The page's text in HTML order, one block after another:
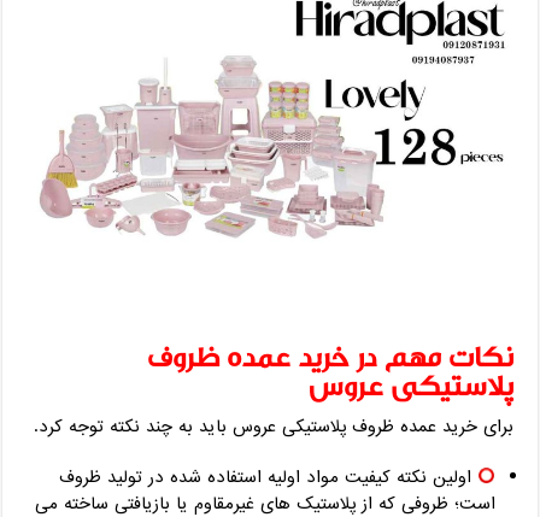
نکات مهم در خرید عمده ظروف
پلاستیکی عروس
برای خرید عمده ظروف پلاستیکی عروس باید به چند نکته توجه کرد.
اولین نکته کیفیت مواد اولیه استفاده شده در تولید ظروف
است؛ ظروفی که از پلاستیک های غیرمقاوم یا بازیافتی ساخته می